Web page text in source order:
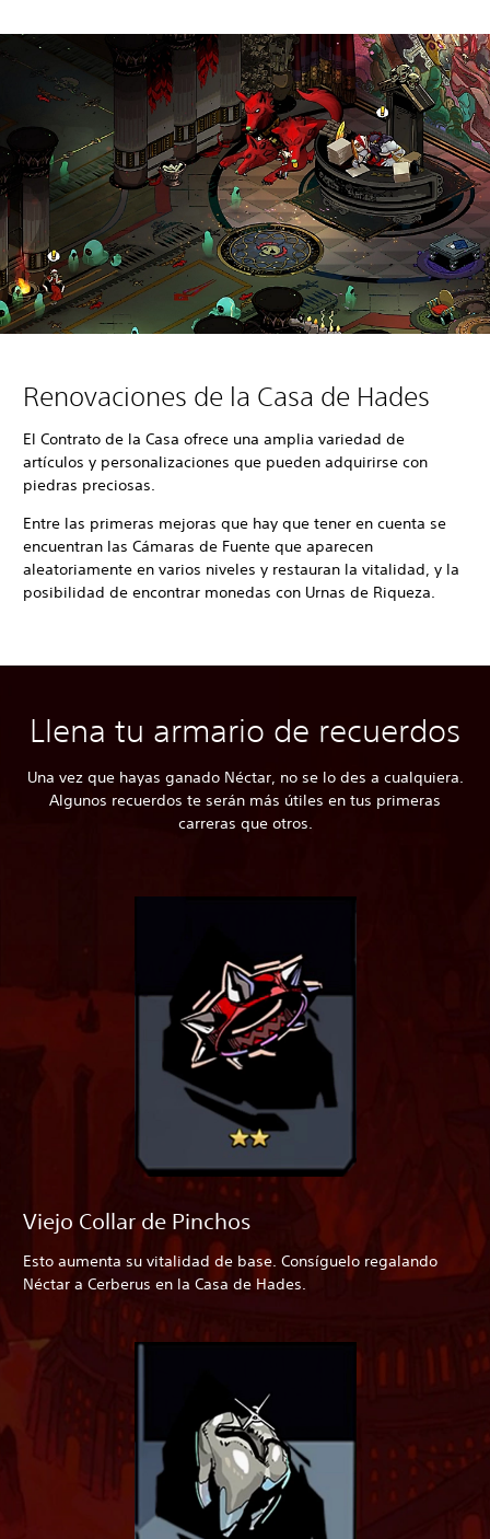
Renovaciones de la Casa de Hades
El Contrato de la Casa ofrece una amplia variedad de
artículos y personalizaciones que pueden adquirirse con
piedras preciosas.
Entre las primeras mejoras que hay que tener en cuenta se
encuentran las Cámaras de Fuente que aparecen
aleatoriamente en varios niveles y restauran la vitalidad, y la
posibilidad de encontrar monedas con Urnas de Riqueza.
Llena tu armario de recuerdos
Una vez que hayas ganado Néctar, no se lo des a cualquiera.
Algunos recuerdos te serán más útiles en tus primeras
carreras que otros.
Viejo Collar de Pinchos
Esto aumenta su vitalidad de base. Consíguelo regalando
Néctar a Cerberus en la Casa de Hades.